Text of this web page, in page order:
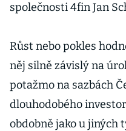
společnosti 4fin Jan
Růst nebo pokles
něj silně závislý na
potažmo na sazbách
dlouhodobého
obdobně jako u jiných